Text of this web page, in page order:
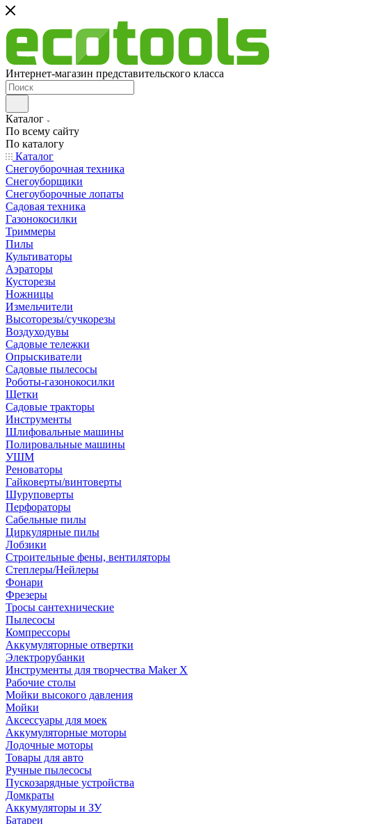
Интернет-магазин представительского класса
Каталог
По всему сайту
По каталогу
Каталог
Снегоуборочная техника
Снегоуборщики
Снегоуборочные лопаты
Садовая техника
Газонокосилки
Триммеры
Пилы
Культиваторы
Аэраторы
Кусторезы
Ножницы
Измельчители
Высоторезы/сучкорезы
Воздуходувы
Садовые тележки
Опрыскиватели
Садовые пылесосы
Роботы-газонокосилки
Щетки
Садовые тракторы
Инструменты
Шлифовальные машины
Полировальные машины
УШМ
Реноваторы
Гайковерты/винтоверты
Шуруповерты
Перфораторы
Сабельные пилы
Циркулярные пилы
Лобзики
Строительные фены, вентиляторы
Степлеры/Нейлеры
Фонари
Фрезеры
Тросы сантехнические
Пылесосы
Компрессоры
Аккумуляторные отвертки
Электрорубанки
Инструменты для творчества Maker X
Рабочие столы
Мойки высокого давления
Мойки
Аксессуары для моек
Аккумуляторные моторы
Лодочные моторы
Товары для авто
Ручные пылесосы
Пускозарядные устройства
Домкраты
Аккумуляторы и ЗУ
Батареи